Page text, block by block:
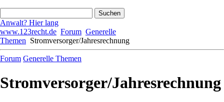
Anwalt? Hier lang
www.123recht.de Forum Generelle
Themen Stromversorger/Jahresrechnung
Forum Generelle Themen
Stromversorger/Jahresrechnung